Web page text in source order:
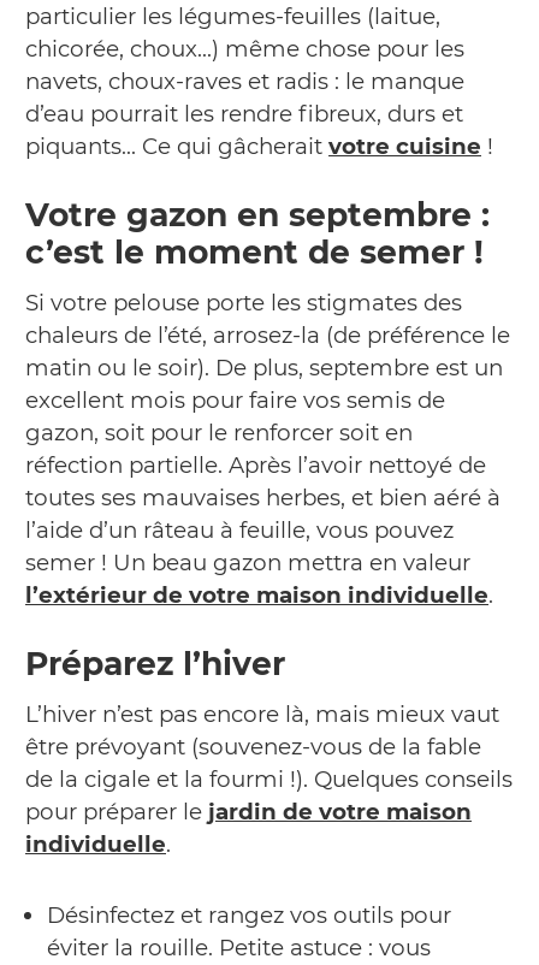
particulier les légumes-feuilles (laitue,
chicorée, choux…) même chose pour les
navets, choux-raves et radis : le manque
d’eau pourrait les rendre fibreux, durs et
piquants… Ce qui gâcherait votre cuisine !
Votre gazon en septembre :
c’est le moment de semer !
Si votre pelouse porte les stigmates des
chaleurs de l’été, arrosez-la (de préférence le
matin ou le soir). De plus, septembre est un
excellent mois pour faire vos semis de
gazon, soit pour le renforcer soit en
réfection partielle. Après l’avoir nettoyé de
toutes ses mauvaises herbes, et bien aéré à
l’aide d’un râteau à feuille, vous pouvez
semer ! Un beau gazon mettra en valeur
l’extérieur de votre maison individuelle.
Préparez l’hiver
L’hiver n’est pas encore là, mais mieux vaut
être prévoyant (souvenez-vous de la fable
de la cigale et la fourmi !). Quelques conseils
pour préparer le jardin de votre maison
individuelle.
Désinfectez et rangez vos outils pour
éviter la rouille. Petite astuce : vous